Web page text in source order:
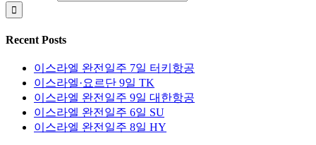
Recent Posts
이스라엘 완전일주 7일 터키항공
이스라엘·요르단 9일 TK
이스라엘 완전일주 9일 대한항공
이스라엘 완전일주 6일 SU
이스라엘 완전일주 8일 HY